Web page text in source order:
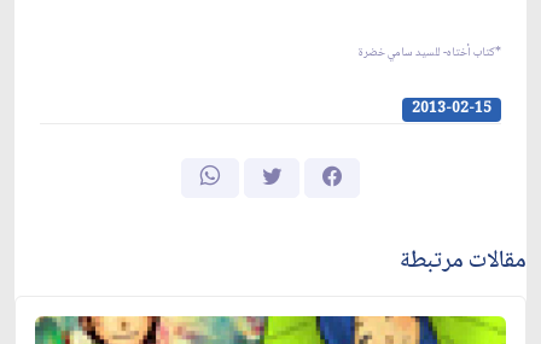
*كتاب أختاه- للسيد سامي خضرة
2013-02-15
مقالات مرتبطة